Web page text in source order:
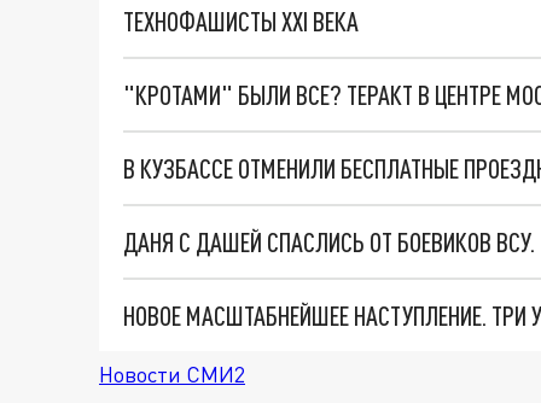
ТЕХНОФАШИСТЫ XXI ВЕКА
"КРОТАМИ" БЫЛИ ВСЕ? ТЕРАКТ В ЦЕНТРЕ
В КУЗБАССЕ ОТМЕНИЛИ БЕСПЛАТНЫЕ
ДАНЯ С ДАШЕЙ СПАСЛИСЬ ОТ БОЕВИКОВ
Новости СМИ2